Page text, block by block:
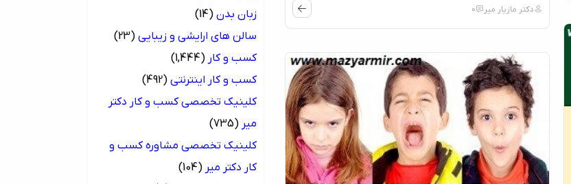
دکتر مازیار میر 0
زبان بدن (14)
سالن های ارایشی و زیبایی (23)
کسب و کار (1,444)
کسب و کار اینترنتی (492)
کلینیک تخصصی کسب و کار دکتر
میر (735)
کلینیک تخصصی مشاوره کسب و
کار دکتر میر (104)